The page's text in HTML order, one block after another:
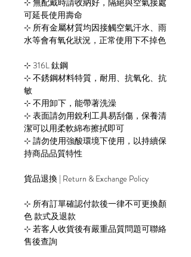
可延長使用壽命
⊹ 所有金屬材質均因接觸空氣汗水、雨
水等會有氧化狀況，正常使用下不掉色
​​⊹ 316L 鈦鋼
⊹ 不銹鋼材料特質，耐用、抗氧化、抗
敏
⊹ 不用卸下，能帶著洗澡
⊹ 表面請勿用銳利工具易刮傷，保養清
潔可以用柔軟綿布擦拭即可
⊹ 請勿使用強酸環境下使用，以持續保
持商品品質特性
貨品退換 | Return & Exchange Policy
⊹ 所有訂單確認付款後一律不可更換顏
色 款式及退款
⊹ 若客人收貨後有嚴重品質問題可聯絡
售後查詢